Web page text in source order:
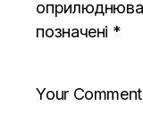
позначені *